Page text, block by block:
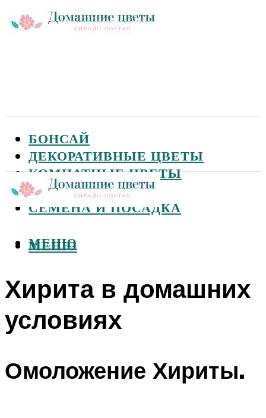
БОНСАЙ
ДЕКОРАТИВНЫЕ ЦВЕТЫ
КОМНАТНЫЕ ЦВЕТЫ
САДОВЫЕ ЦВЕТЫ
СЕМЕНА И ПОСАДКА
МЕНЮ
МЕНЮ
Хирита в домашних
условиях
Омоложение Хириты.